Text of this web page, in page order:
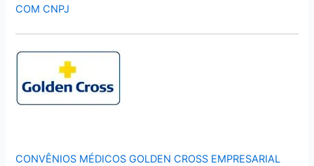
COM CNPJ
CONVÊNIOS MÉDICOS GOLDEN CROSS EMPRESARIAL